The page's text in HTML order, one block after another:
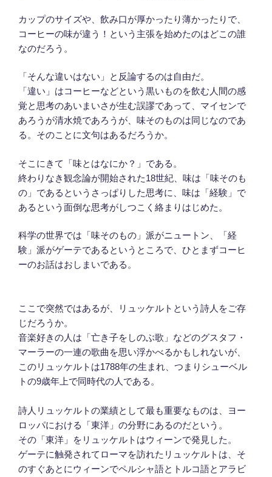
カップのサイズや、飲み口が厚かったり薄かったりで、
コーヒーの味が違う！という主張を始めたのはどこの誰
なのだろう。
「そんな違いはない」と反論するのは自由だ。
「違い」はコーヒーなどという黒いものを飲む人間の感
覚と思考のあいまいさが生む誤謬であって、マイセンで
あろうが清水焼であろうが、味そのものは同じなのであ
る。そのことに文句はあるだろうか。
そこにきて「味とはなにか？」である。
終わりなき観念論が開始された18世紀、味は「味そのも
の」であるというさっぱりした思考に、味は「経験」で
あるという面倒な思考がしつこく絡まりはじめた。
科学の世界では「味そのもの」派がニュートン、「経
験」派がゲーテであるというところで、ひとまずコーヒ
ーのお話はおしまいである。
ここで突然ではあるが、リュッケルトという詩人をご存
じだろうか。
音楽好きの人は「亡き子をしのぶ歌」などのグスタフ・
マーラーの一連の歌曲を思い浮かべるかもしれないが、
このリュッケルトは1788年の生まれ、つまりシューベル
トの9歳年上で同時代の人である。
詩人リュッケルトの業績として最も重要なものは、ヨー
ロッパにおける「東洋」の分野にあるのだという。
その「東洋」をリュッケルトはウィーンで発見した。
ゲーテに触発されてローマを訪れたリュッケルトは、そ
のすぐあとにウィーンでペルシャ語とトルコ語とアラビ